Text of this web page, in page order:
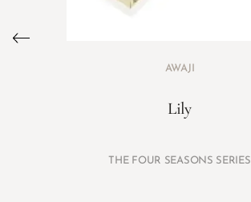
AWAJI
Lily
THE FOUR SEASONS SERIES